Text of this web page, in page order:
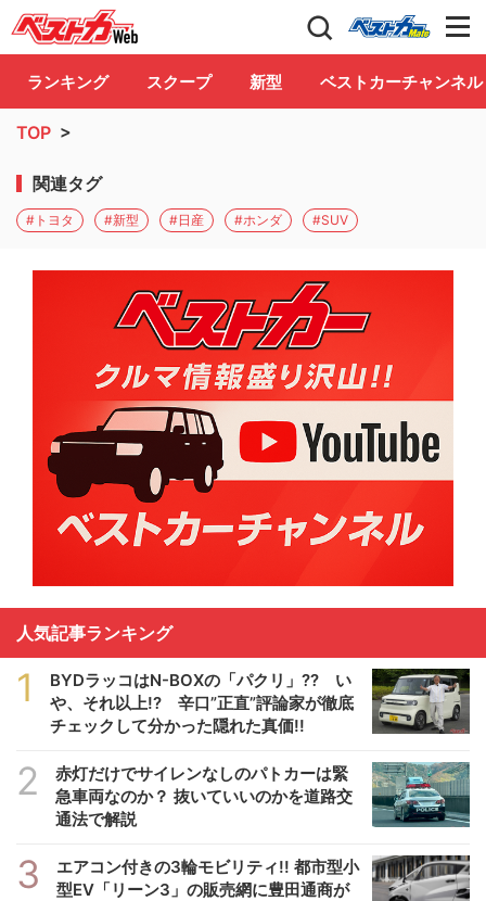
自動車情報誌「ベストカー」 Club
ランキング スクープ 新型 ベストカーチャンネル
TOP >
関連タグ
#トヨタ #新型 #日産 #ホンダ #SUV
人気記事ランキング
1
BYDラッコはN-BOXの「パクリ」?? い
や、それ以上!? 辛口”正直”評論家が徹底
チェックして分かった隠れた真価!!
2
赤灯だけでサイレンなしのパトカーは緊
急車両なのか？ 抜いていいのかを道路交
通法で解説
3
エアコン付きの3輪モビリティ!! 都市型小
型EV「リーン3」の販売網に豊田通商が